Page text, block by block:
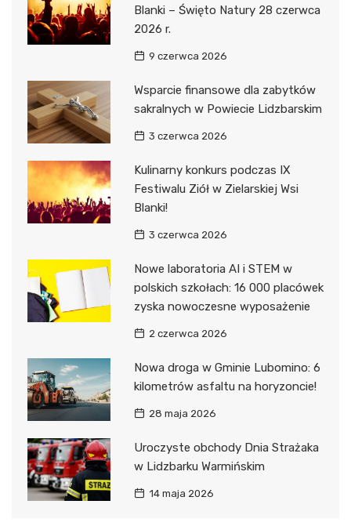
Blanki – Święto Natury 28 czerwca
2026 r.
9 czerwca 2026
Wsparcie finansowe dla zabytków
sakralnych w Powiecie Lidzbarskim
3 czerwca 2026
Kulinarny konkurs podczas IX
Festiwalu Ziół w Zielarskiej Wsi
Blanki!
3 czerwca 2026
Nowe laboratoria AI i STEM w
polskich szkołach: 16 000 placówek
zyska nowoczesne wyposażenie
2 czerwca 2026
Nowa droga w Gminie Lubomino: 6
kilometrów asfaltu na horyzoncie!
28 maja 2026
Uroczyste obchody Dnia Strażaka
w Lidzbarku Warmińskim
14 maja 2026